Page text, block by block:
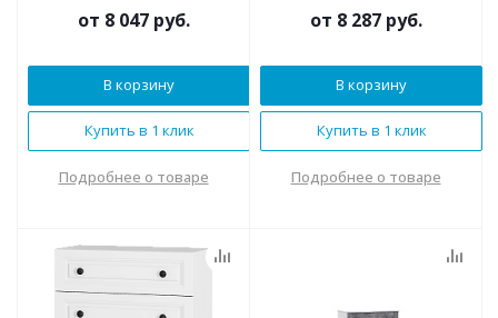
от 8 047 руб.
В корзину
Купить в 1 клик
Подробнее о товаре
от 8 287 руб.
В корзину
Купить в 1 клик
Подробнее о товаре